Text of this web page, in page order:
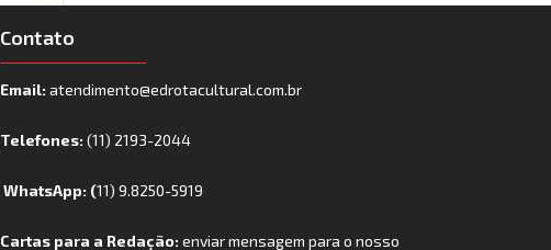
Contato
Email:atendimento@edrotacultural.com.br
Telefones:(11) 2193-2044
WhatsApp: (11) 9.8250-5919
Cartas para a Redação:enviar mensagem para o nosso